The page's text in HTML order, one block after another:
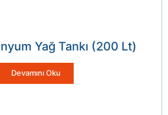
Yağ Tankı (200 Lt)
Devamını Oku